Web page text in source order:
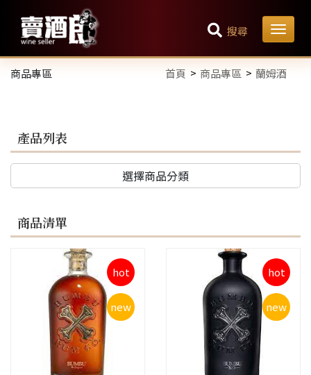
搜尋
商品專區 首頁 商品專區 蘭姆酒
產品列表
選擇商品分類
商品清單
hot
new
hot
new